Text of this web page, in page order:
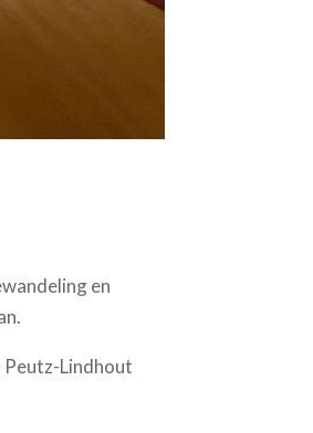
en
Peutz-Lindhout